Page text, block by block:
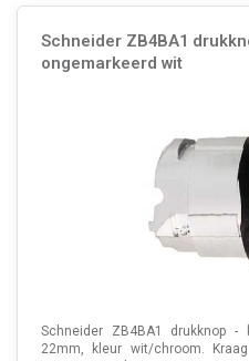
Schneider ZB4BA1
ongemarkeerd wit
Schneider ZB4BA1 drukknop -
22mm, kleur wit/chroom.